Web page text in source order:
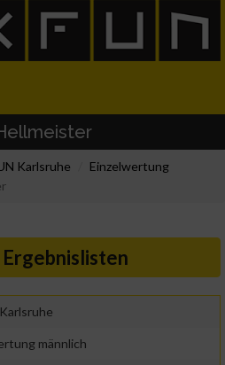
Karlsruhe
Einzelwertung
männlich